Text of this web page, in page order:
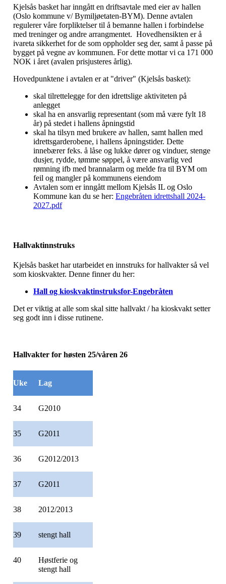
Kjelsås basket har inngått en driftsavtale med eier av hallen
(Oslo kommune v/ Bymiljøetaten-BYM). Denne avtalen
regulerer våre forpliktelser til å bemanne hallen i forbindelse
med treninger og andre arrangmentet. Hovedhensikten er å
ivareta sikkerhet for de som oppholder seg der, samt å passe på
bygget på vegne av kommunen. For dette mottar vi ca 171 000
NOK i året (avalen prisjusteres årlig).
Hovedpunktene i avtalen er at "driver" (Kjelsås basket):
skal tilrettelegge for den idrettslige aktiviteten på
anlegget
skal ha en ansvarlig representant (som må være fylt 18
år) på stedet i hallens åpningstid
skal ha tilsyn med brukere av hallen, samt hallen med
idrettsgarderobene, i hallens åpningstider. Dette
innebærer feks. å låse og lukke dører og vinduer, stenge
dusjer, rydde, tømme søppel, å være ansvarlig ved
rømning ifb med brannalarm og melde fra til BYM om
feil og mangler på kommunens eiendom
Avtalen som er inngått mellom Kjelsås IL og Oslo
Kommune kan du se her: Engebråten idrettshall 2024-
2027.pdf
Hallvaktinnstruks
Kjelsås basket har utarbeidet en innstruks for hallvakter så vel
som kioskvakter. Denne finner du her:
Hall og kioskvaktinstruksfor-Engebråten
Det er viktig at alle som skal sitte hallvakt / ha kioskvakt setter
seg godt inn i disse rutinene.
Hallvakter for høsten 25/våren 26
Uke Lag
34 G2010
35 G2011
36 G2012/2013
37 G2011
38 2012/2013
39 stengt hall
40
Høstferie og
stengt hall